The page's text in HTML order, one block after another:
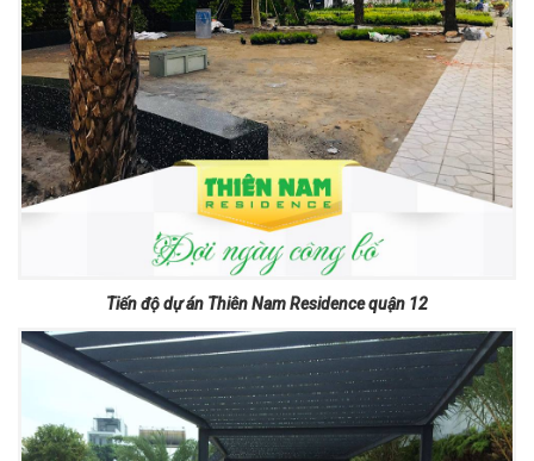
Tiến độ dự án Thiên Nam Residence quận 12